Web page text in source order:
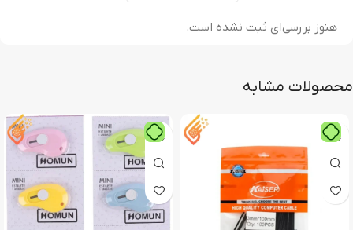
هنوز بررسی‌ای ثبت نشده است.
محصولات مشابه